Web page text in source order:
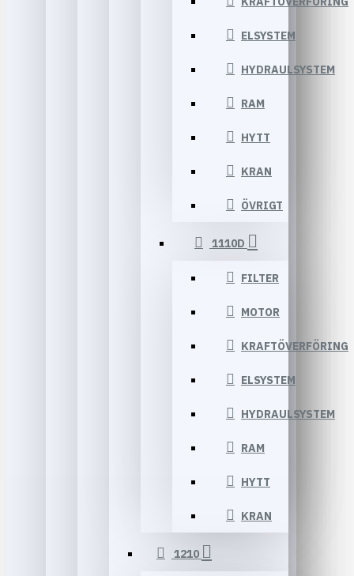
ELSYSTEM
HYDRAULSYSTEM
RAM
HYTT
KRAN
ÖVRIGT
1110D
FILTER
MOTOR
KRAFTÖVERFÖRING
ELSYSTEM
HYDRAULSYSTEM
RAM
HYTT
KRAN
1210